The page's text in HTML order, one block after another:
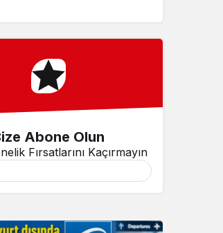
Modu
Abone Olun
Fırsatlarını Kaçırmayın